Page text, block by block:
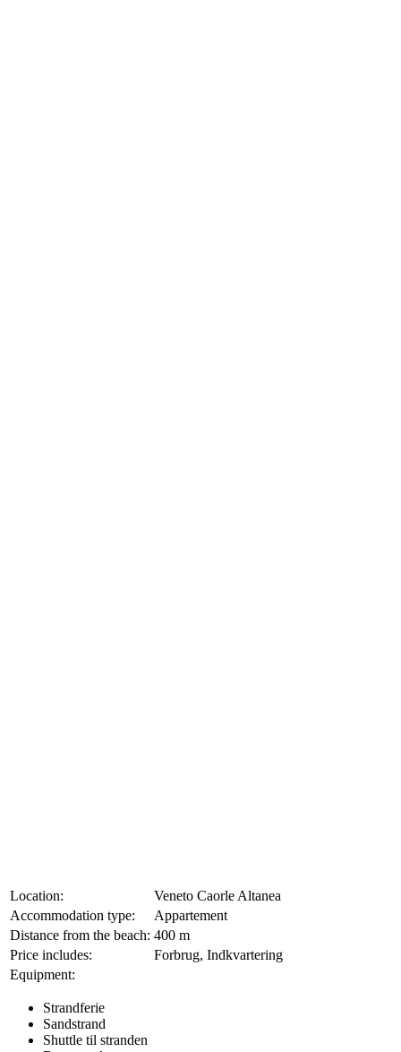
Location:
Veneto Caorle Altanea
Accommodation type:
Appartement
Distance from the beach: 400 m
Price includes:
Forbrug, Indkvartering
Equipment:
Strandferie
Sandstrand
Shuttle til stranden